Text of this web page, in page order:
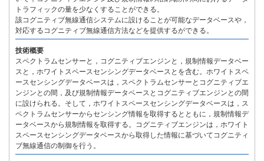
トラフィックの量を少なくすることができる。
該コグニティブ無線通信システムに設けることが可能なデータベースや，
対応するコグニティブ無線通信方法などを提供するができる。
技術概要
スペクトラムセンサーと，コグニティブエンジンと，規制情報データベー
スと，ホワイトスペースセンシングデータベースとを含む。ホワイトスペ
ースセンシングデータベースは，スペクトラムセンサーとコグニティブエ
ンジンとの間，及び規制情報データベースとコグニティブエンジンとの間
に設けられる。そして，ホワイトスペースセンシングデータベースは，ス
ペクトラムセンサーからセンシング情報を取得するとともに，規制情報デ
ータベースから規制情報を取得する。コグニティブエンジンは，ホワイト
スペースセンシングデータベースから取得した情報に基づいてコグニティ
ブ無線通信の制御を行う。